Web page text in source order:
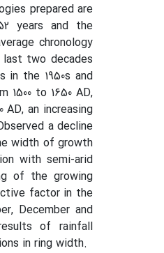
prepared are
years and the
chronology
two decades
in the 1950s and
to 1650 AD,
AD, an increasing
a decline
width of growth
with semi-arid
of the growing
factor in the
December and
of rainfall
in ring width.